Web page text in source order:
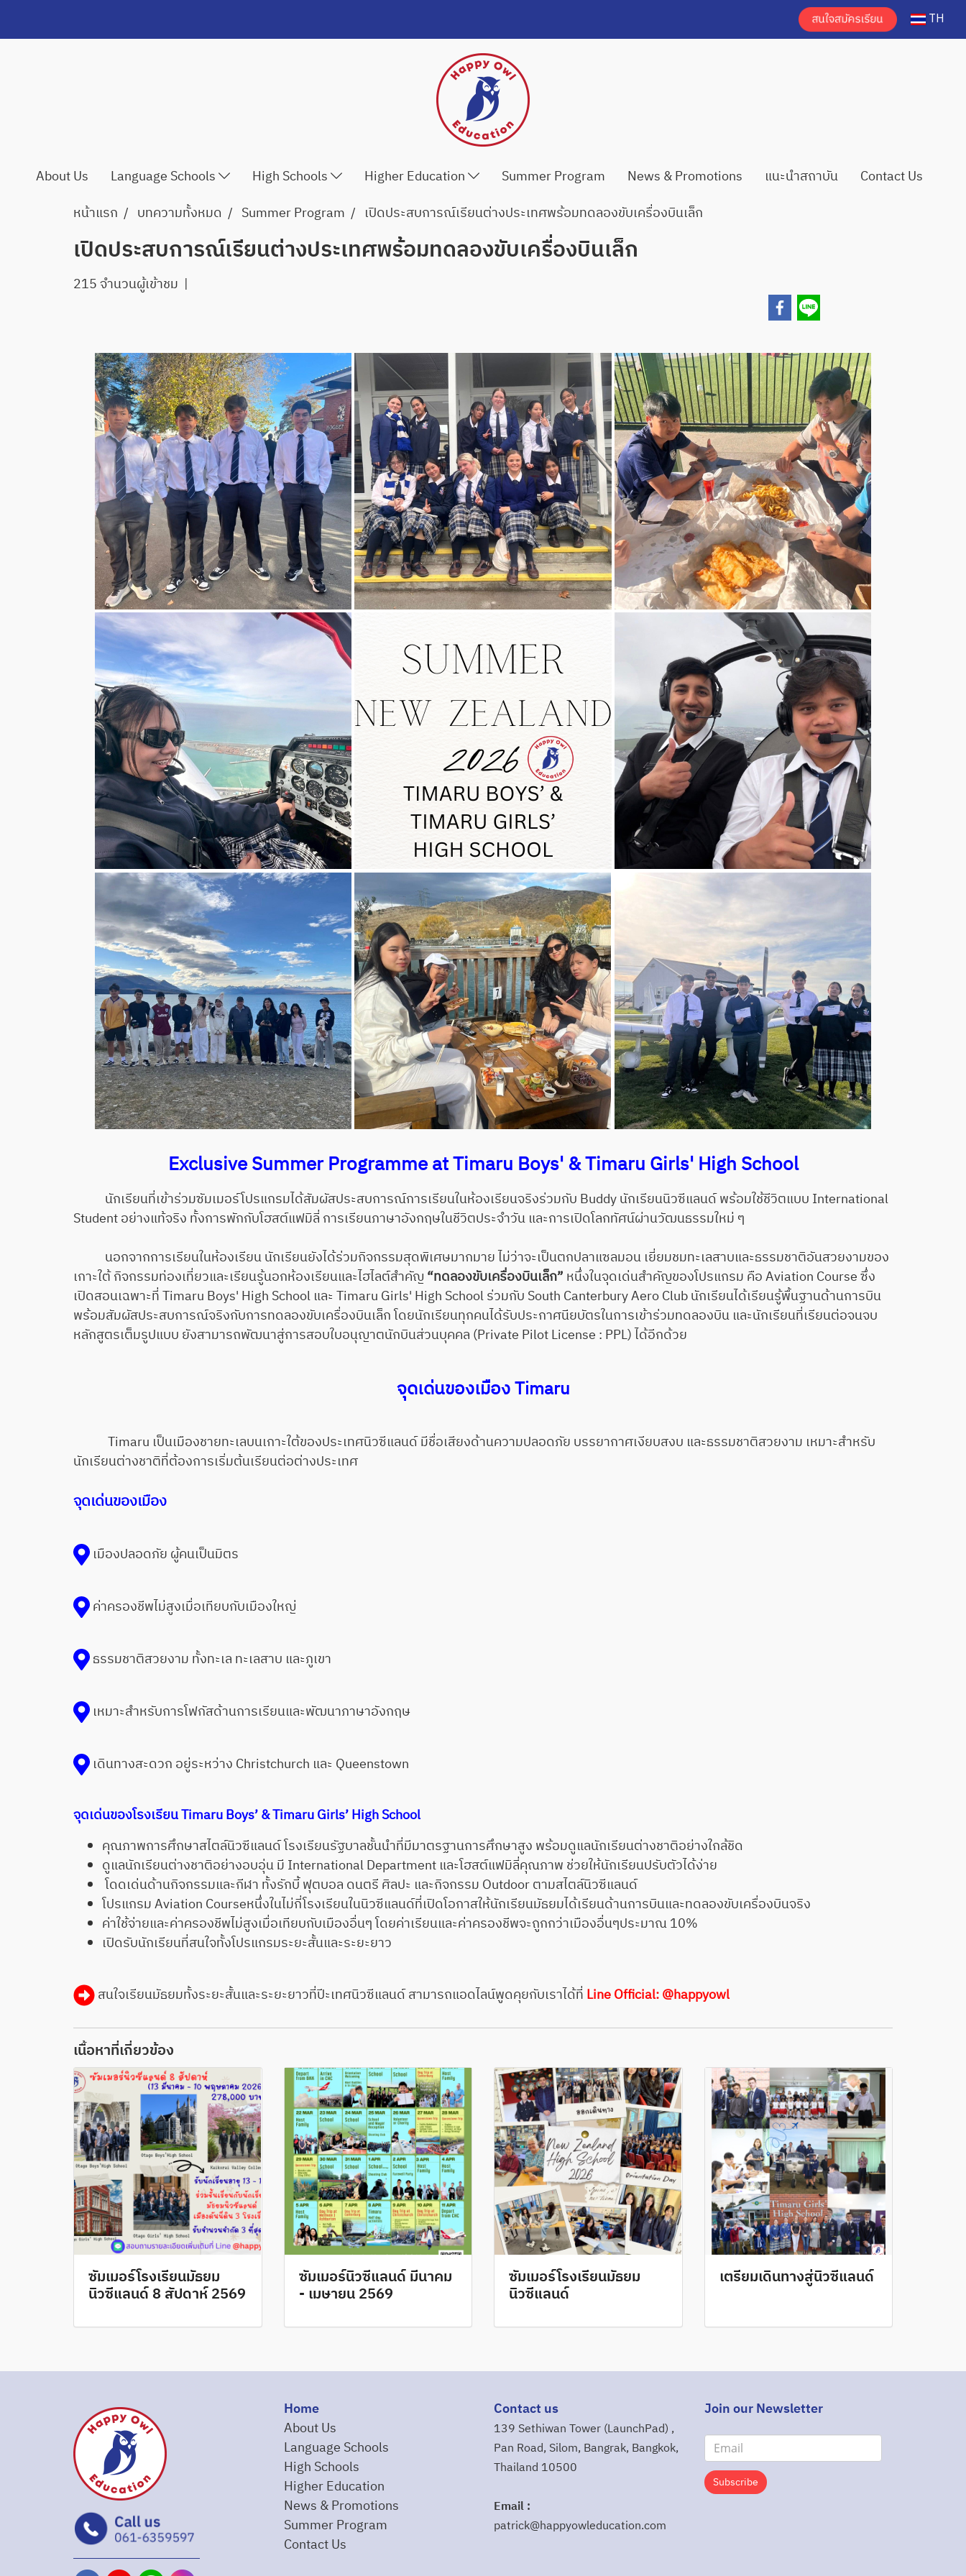
TH
About Us Language Schools High Schools Higher Education Summer Program News & Promotions แนะนำสถาบัน
Contact Us
หน้าแรก
บทความทั้งหมด Summer Program เปิดประสบการณ์เรียนต่างประเทศพร้อมทดลองขับเครื่องบินเล็ก
เปิดประสบการณ์เรียนต่างประเทศพร้อมทดลองขับเครื่องบินเล็ก
215 จำนวนผู้เข้าชม |
Exclusive Summer Programme at Timaru Boys' & Timaru Girls' High School
นักเรียนที่เข้าร่วมซัมเมอร์โปรแกรมได้สัมผัสประสบการณ์การเรียนในห้องเรียนจริงร่วมกับ Buddy นักเรียนนิวซีแลนด์ พร้อมใช้ชีวิตแบบ International
Student อย่างแท้จริง ทั้งการพักกับโฮสต์แฟมิลี่ การเรียนภาษาอังกฤษในชีวิตประจำวัน และการเปิดโลกทัศน์ผ่านวัฒนธรรมใหม่ ๆ
นอกจากการเรียนในห้องเรียน นักเรียนยังได้ร่วมกิจกรรมสุดพิเศษมากมาย ไม่ว่าจะเป็นตกปลาแซลมอน เยี่ยมชมทะเลสาบและธรรมชาติอันสวยงามของ
เกาะใต้ กิจกรรมท่องเที่ยวและเรียนรู้นอกห้องเรียนและไฮไลต์สำคัญ “ทดลองขับเครื่องบินเล็ก” หนึ่งในจุดเด่นสำคัญของโปรแกรม คือ Aviation Course ซึ่ง
เปิดสอนเฉพาะที่ Timaru Boys' High School และ Timaru Girls' High School ร่วมกับ South Canterbury Aero Club นักเรียนได้เรียนรู้พื้นฐานด้านการบิน
พร้อมสัมผัสประสบการณ์จริงกับการทดลองขับเครื่องบินเล็ก โดยนักเรียนทุกคนได้รับประกาศนียบัตรในการเข้าร่วมทดลองบิน และนักเรียนที่เรียนต่อจนจบ
หลักสูตรเต็มรูปแบบ ยังสามารถพัฒนาสู่การสอบใบอนุญาตนักบินส่วนบุคคล (Private Pilot License : PPL) ได้อีกด้วย
จุดเด่นของเมือง Timaru
Timaru เป็นเมืองชายทะเลบนเกาะใต้ของประเทศนิวซีแลนด์ มีชื่อเสียงด้านความปลอดภัย บรรยากาศเงียบสงบ และธรรมชาติสวยงาม เหมาะสำหรับ
นักเรียนต่างชาติที่ต้องการเริ่มต้นเรียนต่อต่างประเทศ
จุดเด่นของเมือง
เมืองปลอดภัย ผู้คนเป็นมิตร
ค่าครองชีพไม่สูงเมื่อเทียบกับเมืองใหญ่
ธรรมชาติสวยงาม ทั้งทะเล ทะเลสาบ และภูเขา
เหมาะสำหรับการโฟกัสด้านการเรียนและพัฒนาภาษาอังกฤษ
เดินทางสะดวก อยู่ระหว่าง Christchurch และ Queenstown
จุดเด่นของโรงเรียน Timaru Boys’ & Timaru Girls’ High School
คุณภาพการศึกษาสไตล์นิวซีแลนด์ โรงเรียนรัฐบาลชั้นนำที่มีมาตรฐานการศึกษาสูง พร้อมดูแลนักเรียนต่างชาติอย่างใกล้ชิด
ดูแลนักเรียนต่างชาติอย่างอบอุ่น มี International Department และโฮสต์แฟมิลี่คุณภาพ ช่วยให้นักเรียนปรับตัวได้ง่าย
โดดเด่นด้านกิจกรรมและกีฬา ทั้งรักบี้ ฟุตบอล ดนตรี ศิลปะ และกิจกรรม Outdoor ตามสไตล์นิวซีแลนด์
โปรแกรม Aviation Courseหนึ่งในไม่กี่โรงเรียนในนิวซีแลนด์ที่เปิดโอกาสให้นักเรียนมัธยมได้เรียนด้านการบินและทดลองขับเครื่องบินจริง
ค่าใช้จ่ายและค่าครองชีพไม่สูงเมื่อเทียบกับเมืองอื่นๆ โดยค่าเรียนและค่าครองชีพจะถูกกว่าเมืองอื่นๆประมาณ 10%
เปิดรับนักเรียนที่สนใจทั้งโปรแกรมระยะสั้นและระยะยาว
สนใจเรียนมัธยมทั้งระยะสั้นและระยะยาวที่ปีะเทศนิวซีแลนด์ สามารถแอดไลน์พูดคุยกับเราได้ที่ Line Official: @happyowl
เนื้อหาที่เกี่ยวข้อง
ซัมเมอร์โรงเรียนมัธยม
นิวซีแลนด์ 8 สัปดาห์ 2569
ซัมเมอร์นิวซีแลนด์ มีนาคม
- เมษายน 2569
ซัมเมอร์โรงเรียนมัธยม
นิวซีแลนด์
เตรียมเดินทางสู่นิวซีแลนด์
Home
About Us
Language Schools
High Schools
Higher Education
News & Promotions
Summer Program
Contact Us
Contact us
139 Sethiwan Tower (LaunchPad) ,
Pan Road, Silom, Bangrak, Bangkok,
Thailand 10500
Email :
patrick@happyowleducation.com
Join our Newsletter
Subscribe